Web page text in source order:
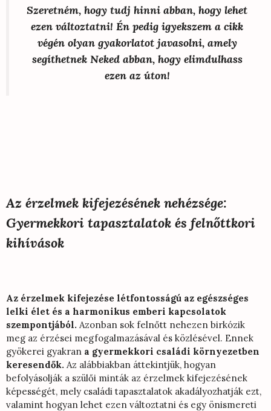
Szeretném, hogy tudj hinni abban, hogy lehet
ezen változtatni! Én pedig igyekszem a cikk
végén olyan gyakorlatot javasolni, amely
segíthetnek Neked abban, hogy elimdulhass
ezen az úton!
Az érzelmek kifejezésének nehézsége:
Gyermekkori tapasztalatok és felnőttkori
kihívások
Az érzelmek kifejezése létfontosságú az egészséges
lelki élet és a harmonikus emberi kapcsolatok
szempontjából. Azonban sok felnőtt nehezen birkózik
meg az érzései megfogalmazásával és közlésével. Ennek
gyökerei gyakran a gyermekkori családi környezetben
keresendők. Az alábbiakban áttekintjük, hogyan
befolyásolják a szülői minták az érzelmek kifejezésének
képességét, mely családi tapasztalatok akadályozhatják ezt,
valamint hogyan lehet ezen változtatni és egy önismereti